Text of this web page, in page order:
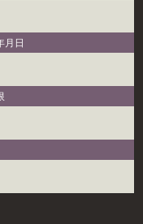
月日